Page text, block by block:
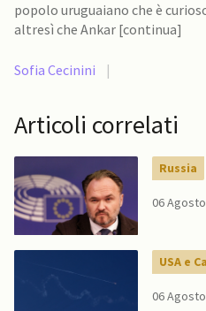
popolo uruguaiano che è curioso della
altresì che Ankar [continua]
Sofia Cecinini |
Articoli correlati
Russia
06
USA e
06